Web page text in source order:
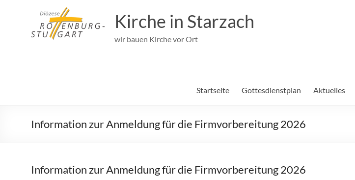
Kirche in Starzach
wir bauen Kirche vor Ort
Startseite Gottesdienstplan Aktuelles
Information zur Anmeldung für die Firmvorbereitung 2026
Information zur Anmeldung für die Firmvorbereitung 2026